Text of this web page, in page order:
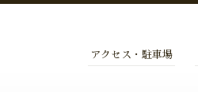
アクセス・駐車場